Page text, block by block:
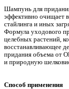
Шампунь для
эффективно очищает
стайлинга и иных
Формула уходового
целебных растений,
восстанавливающее
придания объема от
и природную
Способ применения